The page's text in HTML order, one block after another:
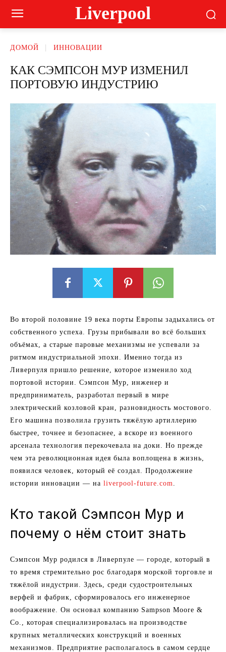
Liverpool
ДОМОЙ ИННОВАЦИИ
КАК СЭМПСОН МУР ИЗМЕНИЛ
ПОРТОВУЮ ИНДУСТРИЮ
Во второй половине 19 века порты Европы задыхались от
собственного успеха. Грузы прибывали во всё больших
объёмах, а старые паровые механизмы не успевали за
ритмом индустриальной эпохи. Именно тогда из
Ливерпуля пришло решение, которое изменило ход
портовой истории. Сэмпсон Мур, инженер и
предприниматель, разработал первый в мире
электрический козловой кран, разновидность мостового.
Его машина позволила грузить тяжёлую артиллерию
быстрее, точнее и безопаснее, а вскоре из военного
арсенала технология перекочевала на доки. Но прежде
чем эта революционная идея была воплощена в жизнь,
появился человек, который её создал. Продолжение
истории инновации — на liverpool-future.com.
Кто такой Сэмпсон Мур и
почему о нём стоит знать
Сэмпсон Мур родился в Ливерпуле — городе, который в
то время стремительно рос благодаря морской торговле и
тяжёлой индустрии. Здесь, среди судостроительных
верфей и фабрик, сформировалось его инженерное
воображение. Он основал компанию Sampson Moore &
Co., которая специализировалась на производстве
крупных металлических конструкций и военных
механизмов. Предприятие располагалось в самом сердце